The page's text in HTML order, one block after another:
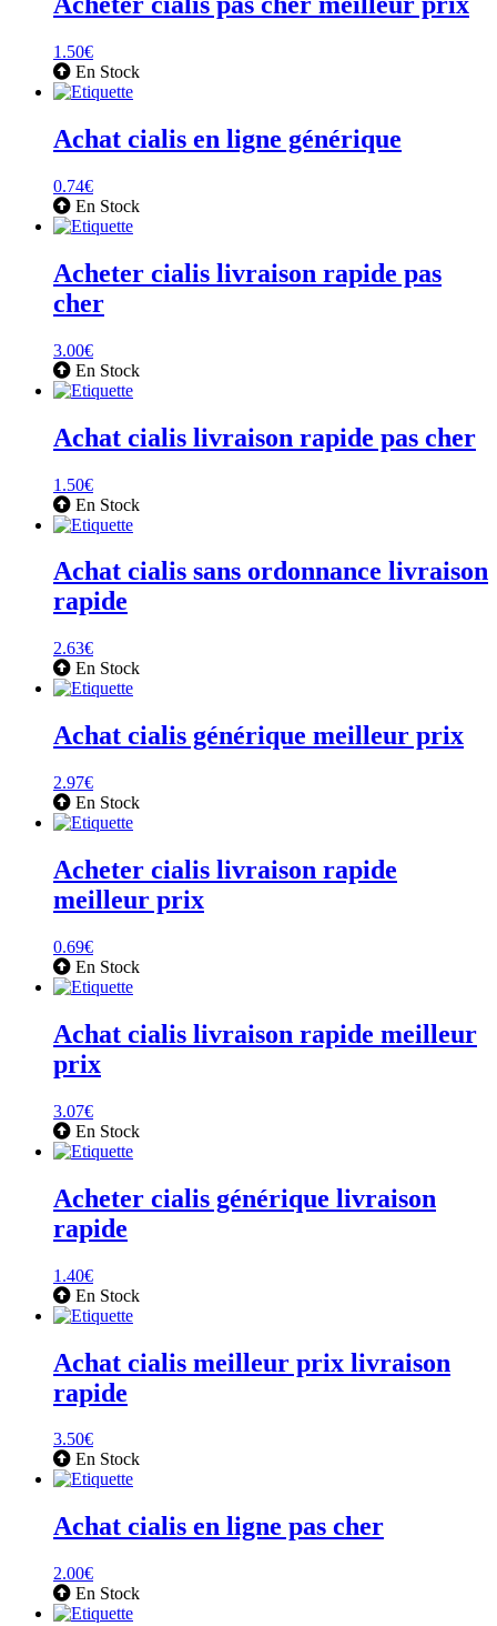
1.50€
En Stock
Achat cialis en ligne générique
0.74€
En Stock
Acheter cialis livraison rapide pas
cher
3.00€
En Stock
Achat cialis livraison rapide pas cher
1.50€
En Stock
Achat cialis sans ordonnance livraison
rapide
2.63€
En Stock
Achat cialis générique meilleur prix
2.97€
En Stock
Acheter cialis livraison rapide
meilleur prix
0.69€
En Stock
Achat cialis livraison rapide meilleur
prix
3.07€
En Stock
Acheter cialis générique livraison
rapide
1.40€
En Stock
Achat cialis meilleur prix livraison
rapide
3.50€
En Stock
Achat cialis en ligne pas cher
2.00€
En Stock